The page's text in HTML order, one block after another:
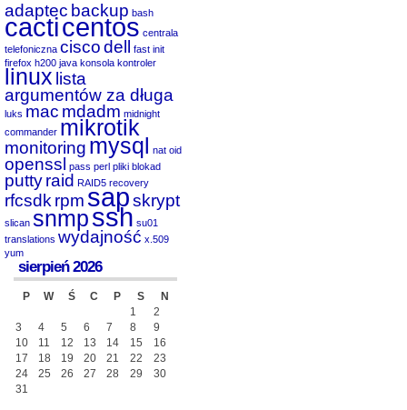
adaptec backup bash
cacticentos centrala
telefoniczna ciscodell
fast init
firefox h200 java konsola kontroler
linux lista
argumentów za długa
luks mac mdadm midnight
commander mikrotik
monitoring mysql nat oid
openssl pass perl pliki blokad
puttyraid RAID5 recovery
rfcsdk rpm sapskrypt
slican snmpssh su01
translations wydajność x.509
yum
sierpień 2026
P W Ś C P S
N
1
2
3
4 5 6 7 8
9
10
11 12 13 14 15
16
17
18 19 20 21 22
23
24
25 26 27 28 29
30
31